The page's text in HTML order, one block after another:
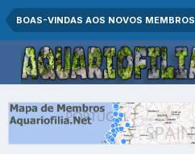
BOAS-VINDAS AOS NOVOS MEMBROS